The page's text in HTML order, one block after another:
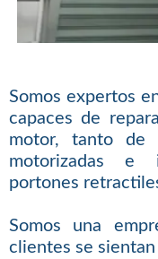
Somos expertos
capaces de
motor, tanto de
motorizadas e
portones
Somos una
clientes se